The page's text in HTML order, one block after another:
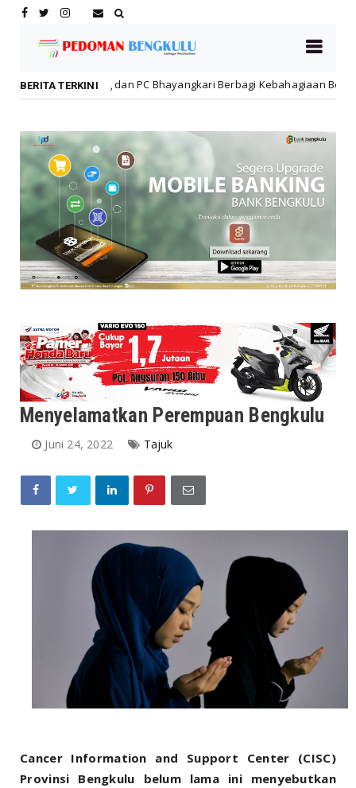
BERITA TERKINI
PC Bhayangkari Berbagi Kebahagiaan Bersama Anak Panti Asuhan
Menyelamatkan Perempuan Bengkulu
Juni 24, 2022 Tajuk
Cancer Information and Support Center (CISC)
Provinsi Bengkulu belum lama ini menyebutkan